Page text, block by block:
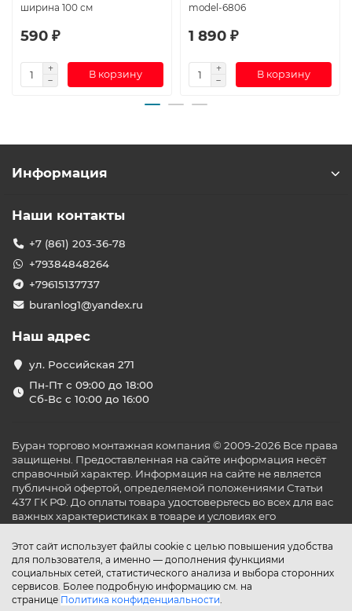
ширина 100 см
590 ₽
В корзину
model-6806
1 890 ₽
В корзину
Этот сайт использует файлы cookie с целью повышения удобства
для пользователя, а именно — дополнения функциями
социальных сетей, статистического анализа и выбора сторонних
сервисов. Более подробную информацию см. на
странице Политика конфиденциальности.
Информация
Наши контакты
+7 (861) 203-36-78
+79384848264
+79615137737
buranlog1@yandex.ru
Наш адрес
ул. Российская 271
Пн-Пт с 09:00 до 18:00
Сб-Вс с 10:00 до 16:00
Буран торгово монтажная компания © 2009-2026 Все права
защищены. Предоставленная на сайте информация несёт
справочный характер. Информация на сайте не является
публичной офертой, определяемой положениями Статьи
437 ГК РФ. До оплаты товара удостоверьтесь во всех для вас
важных характеристиках в товаре и условиях его